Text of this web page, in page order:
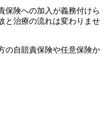
保険への加入が義務付けら
と治療の流れは変わりませ
の自賠責保険や任意保険か